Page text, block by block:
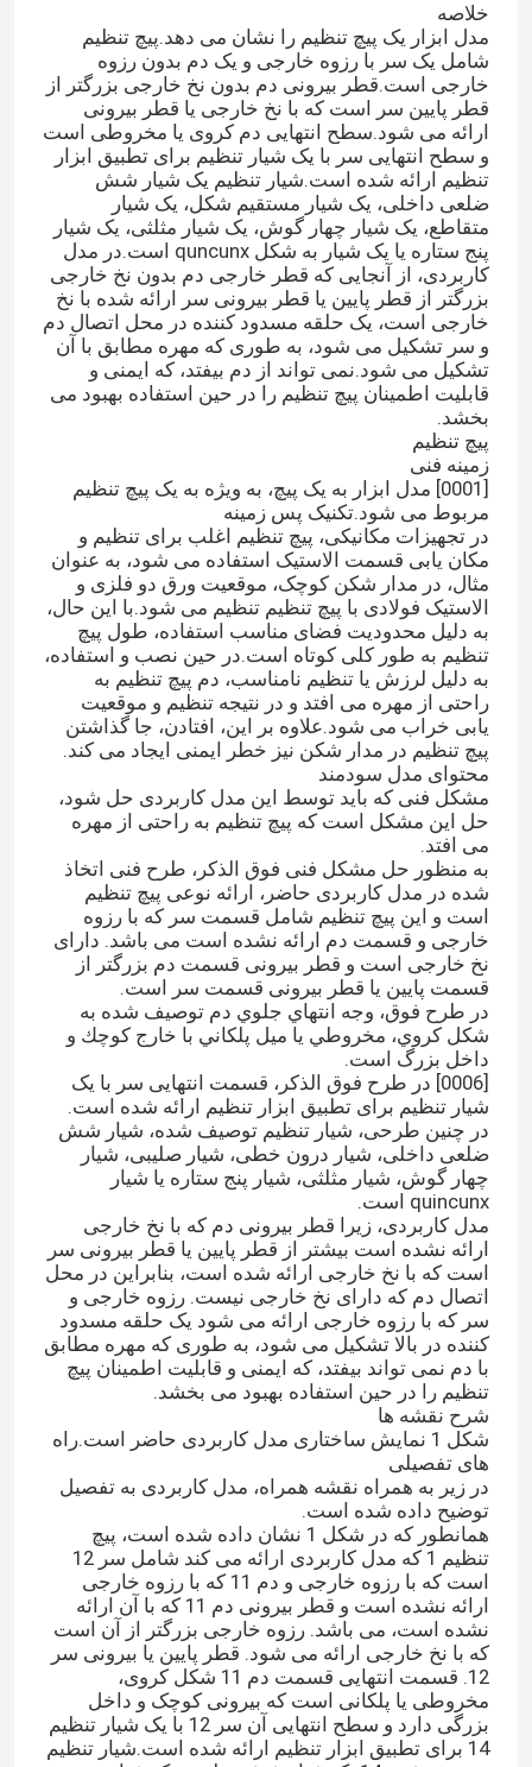
خونه
محصولات
ویدیو
خلاصه
مدل ابزار یک پیچ تنظیم را نشان می دهد.پیچ تنظیم
شامل یک سر با رزوه خارجی و یک دم بدون رزوه
خارجی است.قطر بیرونی دم بدون نخ خارجی بزرگتر از
قطر پایین سر است که با نخ خارجی یا قطر بیرونی
ارائه می شود.سطح انتهایی دم کروی یا مخروطی است
و سطح انتهایی سر با یک شیار تنظیم برای تطبیق ابزار
تنظیم ارائه شده است.شیار تنظیم یک شیار شش
ضلعی داخلی، یک شیار مستقیم شکل، یک شیار
متقاطع، یک شیار چهار گوش، یک شیار مثلثی، یک شیار
پنج ستاره یا یک شیار به شکل quncunx است.در مدل
کاربردی، از آنجایی که قطر خارجی دم بدون نخ خارجی
بزرگتر از قطر پایین یا قطر بیرونی سر ارائه شده با نخ
خارجی است، یک حلقه مسدود کننده در محل اتصال دم
و سر تشکیل می شود، به طوری که مهره مطابق با آن
تشکیل می شود.نمی تواند از دم بیفتد، که ایمنی و
قابلیت اطمینان پیچ تنظیم را در حین استفاده بهبود می
بخشد.
پیچ تنظیم
زمینه فنی
[0001] مدل ابزار به یک پیچ، به ویژه به یک پیچ تنظیم
مربوط می شود.تکنیک پس زمینه
در تجهیزات مکانیکی، پیچ تنظیم اغلب برای تنظیم و
مکان یابی قسمت الاستیک استفاده می شود، به عنوان
مثال، در مدار شکن کوچک، موقعیت ورق دو فلزی و
الاستیک فولادی با پیچ تنظیم تنظیم می شود.با این حال،
به دلیل محدودیت فضای مناسب استفاده، طول پیچ
تنظیم به طور کلی کوتاه است.در حین نصب و استفاده،
به دلیل لرزش یا تنظیم نامناسب، دم پیچ تنظیم به
راحتی از مهره می افتد و در نتیجه تنظیم و موقعیت
یابی خراب می شود.علاوه بر این، افتادن، جا گذاشتن
پیچ تنظیم در مدار شکن نیز خطر ایمنی ایجاد می کند.
محتوای مدل سودمند
مشکل فنی که باید توسط این مدل کاربردی حل شود،
حل این مشکل است که پیچ تنظیم به راحتی از مهره
می افتد.
به منظور حل مشکل فنی فوق الذکر، طرح فنی اتخاذ
شده در مدل کاربردی حاضر، ارائه نوعی پیچ تنظیم
است و این پیچ تنظیم شامل قسمت سر که با رزوه
خارجی و قسمت دم ارائه نشده است می باشد. دارای
نخ خارجی است و قطر بیرونی قسمت دم بزرگتر از
قسمت پایین یا قطر بیرونی قسمت سر است.
در طرح فوق، وجه انتهاي جلوي دم توصيف شده به
شكل كروي، مخروطي يا ميل پلكاني با خارج كوچك و
داخل بزرگ است.
[0006] در طرح فوق الذکر، قسمت انتهایی سر با یک
شیار تنظیم برای تطبیق ابزار تنظیم ارائه شده است.
در چنین طرحی، شیار تنظیم توصیف شده، شیار شش
ضلعی داخلی، شیار درون خطی، شیار صلیبی، شیار
چهار گوش، شیار مثلثی، شیار پنج ستاره یا شیار
quincunx است.
مدل کاربردی، زیرا قطر بیرونی دم که با نخ خارجی
ارائه نشده است بیشتر از قطر پایین یا قطر بیرونی سر
است که با نخ خارجی ارائه شده است، بنابراین در محل
اتصال دم که دارای نخ خارجی نیست. رزوه خارجی و
سر که با رزوه خارجی ارائه می شود یک حلقه مسدود
کننده در بالا تشکیل می شود، به طوری که مهره مطابق
با دم نمی تواند بیفتد، که ایمنی و قابلیت اطمینان پیچ
تنظیم را در حین استفاده بهبود می بخشد.
شرح نقشه ها
شکل 1 نمایش ساختاری مدل کاربردی حاضر است.راه
های تفصیلی
در زیر به همراه نقشه همراه، مدل کاربردی به تفصیل
توضیح داده شده است.
همانطور که در شکل 1 نشان داده شده است، پیچ
تنظیم 1 که مدل کاربردی ارائه می کند شامل سر 12
است که با رزوه خارجی و دم 11 که با رزوه خارجی
ارائه نشده است و قطر بیرونی دم 11 که با آن ارائه
نشده است، می باشد. رزوه خارجی بزرگتر از آن است
که با نخ خارجی ارائه می شود. قطر پایین یا بیرونی سر
12. قسمت انتهایی قسمت دم 11 شکل کروی،
مخروطی یا پلکانی است که بیرونی کوچک و داخل
بزرگی دارد و سطح انتهایی آن سر 12 با یک شیار تنظیم
14 برای تطبیق ابزار تنظیم ارائه شده است.شیار تنظیم